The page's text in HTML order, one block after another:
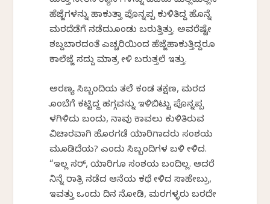
ಹೆಜ್ಜೆಗಳನ್ನು ಹಾಕುತ್ತಾ ಪೊನ್ನಪ್ಪ ಕುಳಿತಿದ್ದ ಹೊನ್ನೆ
ಮರದೆಡೆಗೆ ನಡೆದುಕೊಂಡು ಬರುತ್ತಿತ್ತು. ಅವರೆಷ್ಟೇ
ಶಬ್ದಬಾರದಂತೆ ಎಚ್ಚರಿಕೆಯಿಂದ ಹೆಜ್ಜೆಹಾಕುತ್ತಿದ್ದರೂ
ಕಾಲೆಜ್ಜೆ ಸದ್ದು ಮಾತ್ರ ಕೇಳಿ ಬರುತ್ತಲೆ ಇತ್ತು.
ಅರಣ್ಯ ಸಿಬ್ಬಂದಿಯ ತಲೆ ಕಂಡ ತಕ್ಷಣ, ಮರದ
ಕೊಂಬೆಗೆ ಕಟ್ಟಿದ್ದ ಹಗ್ಗವನ್ನು ಇಳಿಬಿಟ್ಟು ಪೊನ್ನಪ್ಪ
ಕೆಳಗಿಳಿದು ಬಂದು, ನಾವು ಕಾವಲು ಕುಳಿತಿರುವ
ವಿಚಾರವಾಗಿ ಹೊರಗಡೆ ಯಾರಿಗಾದರು ಸಂಶಯ
ಮೂಡಿದೆಯ? ಎಂದು ಸಿಬ್ಬಂದಿಗಳ ಬಳಿ ಕೇಳಿದ.
“ಇಲ್ಲ ಸರ್, ಯಾರಿಗೂ ಸಂಶಯ ಬಂದಿಲ್ಲ. ಆದರೆ
ನಿನ್ನೆ ರಾತ್ರಿ ನಡೆದ ಆನೆಯ ಕಥೆ ಕೇಳಿದ ಸಾಹೇಬ್ರು,
ಇವತ್ತು ಒಂದು ದಿನ ನೋಡಿ, ಮರಗಳ್ಳರು ಬರದೇ